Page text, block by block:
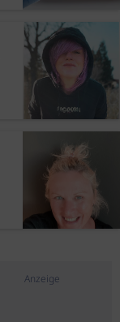
Anzeige